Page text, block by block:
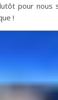
pour
!